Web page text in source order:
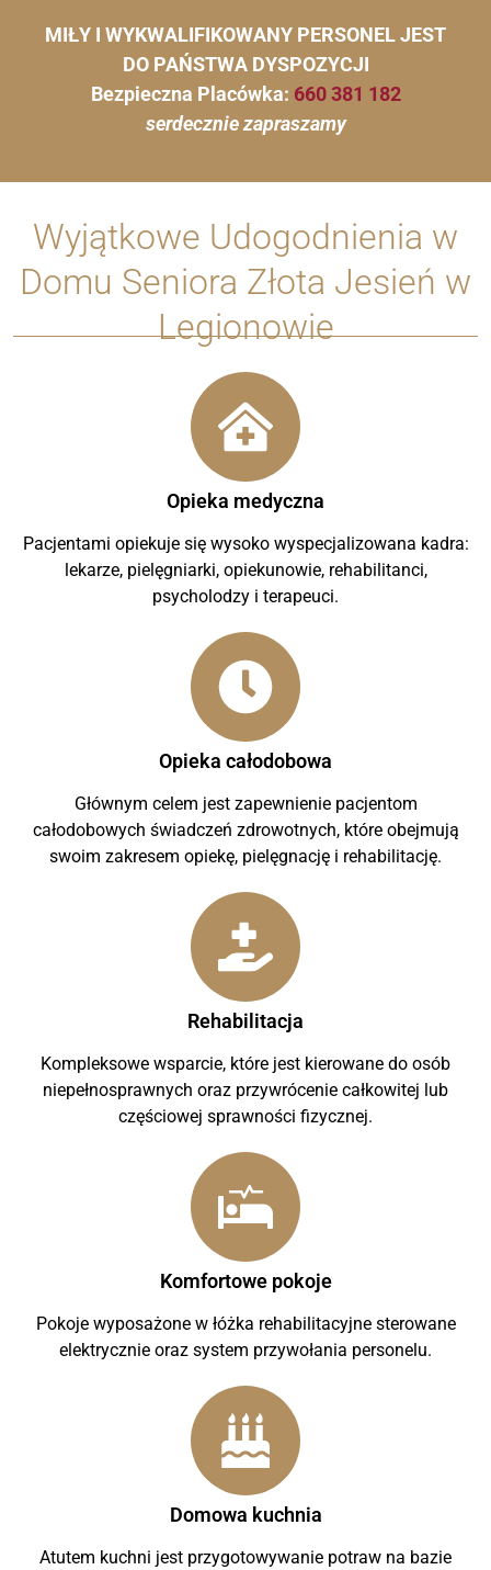
MIŁY I WYKWALIFIKOWANY PERSONEL JEST
DO PAŃSTWA DYSPOZYCJI
Bezpieczna Placówka: 660 381 182
serdecznie zapraszamy
Wyjątkowe Udogodnienia w
Domu Seniora Złota Jesień w
Legionowie
Opieka medyczna
Pacjentami opiekuje się wysoko wyspecjalizowana kadra:
lekarze, pielęgniarki, opiekunowie, rehabilitanci,
psycholodzy i terapeuci.
Opieka całodobowa
Głównym celem jest zapewnienie pacjentom
całodobowych świadczeń zdrowotnych, które obejmują
swoim zakresem opiekę, pielęgnację i rehabilitację.
Rehabilitacja
Kompleksowe wsparcie, które jest kierowane do osób
niepełnosprawnych oraz przywrócenie całkowitej lub
częściowej sprawności fizycznej.
Komfortowe pokoje
Pokoje wyposażone w łóżka rehabilitacyjne sterowane
elektrycznie oraz system przywołania personelu.
Domowa kuchnia
Atutem kuchni jest przygotowywanie potraw na bazie